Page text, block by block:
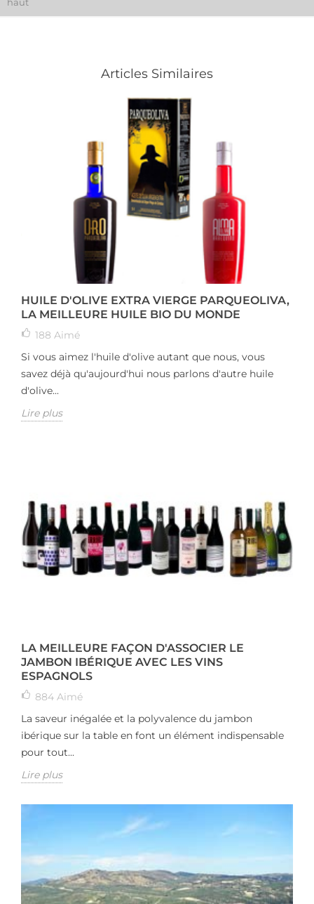
Articles Similaires
HUILE D'OLIVE EXTRA VIERGE PARQUEOLIVA,
LA MEILLEURE HUILE BIO DU MONDE
188 Aimé
Si vous aimez l'huile d'olive autant que nous, vous
savez déjà qu'aujourd'hui nous parlons d'autre huile
d'olive...
Lire plus
LA MEILLEURE FAÇON D'ASSOCIER LE
JAMBON IBÉRIQUE AVEC LES VINS
ESPAGNOLS
884 Aimé
La saveur inégalée et la polyvalence du jambon
ibérique sur la table en font un élément indispensable
pour tout...
Lire plus